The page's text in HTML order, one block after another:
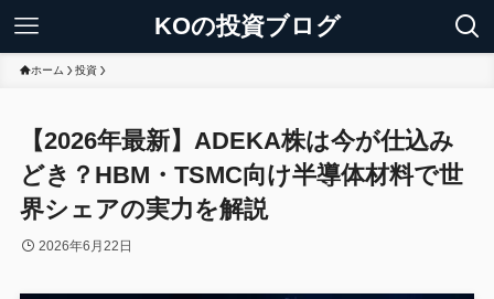
KOの投資ブログ
ホーム 投資
【2026年最新】ADEKA株は今が仕込み
どき？HBM・TSMC向け半導体材料で世
界シェアの実力を解説
2026年6月22日